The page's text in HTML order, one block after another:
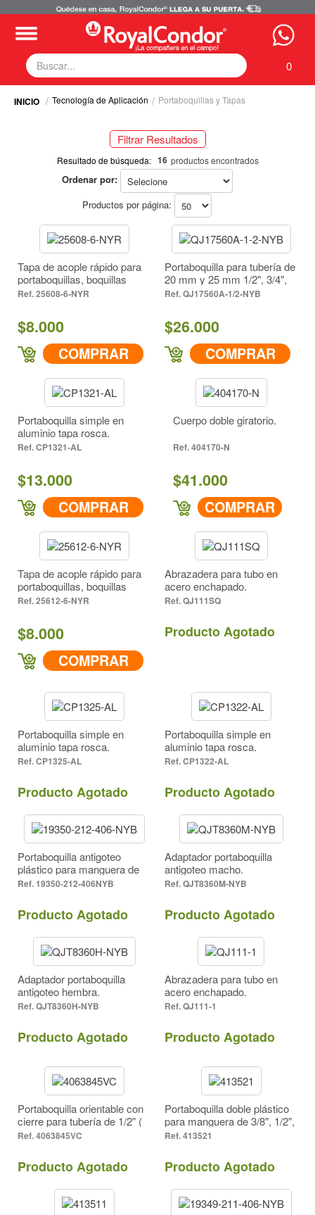
0
Fumigadoras
Respuestos y Accesorios
Tecnología de Aplicación
Zona Pecuaria
Tecnología de Aplicación Portaboquillas y Tapas
Selecciona tus filtros
TECNOLOGÍA DE APLICACIÓN
Portaboquillas Y Tapas (16)
Filtrar Resultados
Resultado de búsqueda: 16 productos encontrados
Ordenar por:
Productos por página:
Tapa de acople rápido para
portaboquillas, boquillas
cono.25608-6-NYR
$8.000
COMPRAR
Portaboquilla para tubería de
20 mm y 25 mm 1/2", 3/4",
1". Tapa acople rápido.
QJ17560A-1/2-NYB
$26.000
COMPRAR
Portaboquilla simple en
aluminio tapa rosca.
CP1321-AL
$13.000
COMPRAR
Cuerpo doble giratorio.
404170-N
$41.000
COMPRAR
Tapa de acople rápido para
portaboquillas, boquillas
abanico.25612-6-NYR
$8.000
COMPRAR
Abrazadera para tubo en
acero enchapado.
QJ111SQ
Producto Agotado
Portaboquilla simple en
aluminio tapa rosca.
CP1325-AL
Producto Agotado
Portaboquilla simple en
aluminio tapa rosca.
CP1322-AL
Producto Agotado
Portaboquilla antigoteo
plástico para manguera de
3/8", 1/2", 3/4". Tapa acople
19350-212-406NYB
Producto Agotado
Adaptador portaboquilla
antigoteo macho.
QJT8360M-NYB
Producto Agotado
Adaptador portaboquilla
antigoteo hembra.
QJT8360H-NYB
Producto Agotado
Abrazadera para tubo en
acero enchapado.
QJ111-1
Producto Agotado
Portaboquilla orientable con
cierre para tubería de 1/2" (
No incluye tapa ni boquilla)
4063845VC
Producto Agotado
Portaboquilla doble plástico
para manguera de 3/8", 1/2",
3/4". Tapa rosca.
413521
Producto Agotado